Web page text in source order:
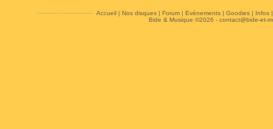
Accueil| Nos disques| Forum| Evénements| Goodies| Infos
Bide & Musique ©2026 - contact@bide-et-